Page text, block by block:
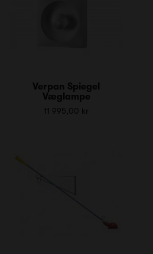
Verpan Spiegel
Væglampe
11 995,00 kr